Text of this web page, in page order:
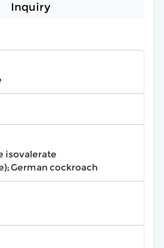
Inquiry
isovalerate
German cockroach